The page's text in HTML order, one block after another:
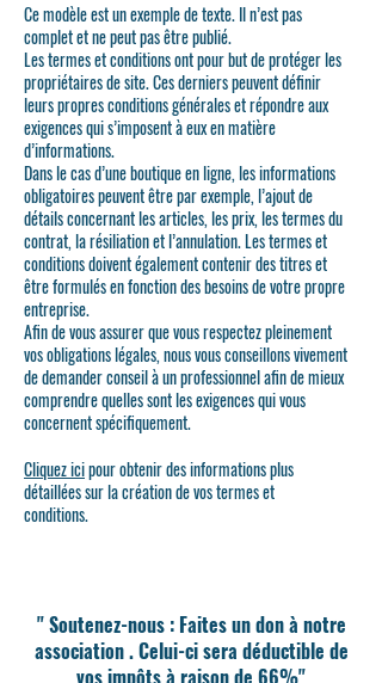
Ce modèle est un exemple de texte. Il n’est pas
complet et ne peut pas être publié.
Les termes et conditions ont pour but de protéger les
propriétaires de site. Ces derniers peuvent définir
leurs propres conditions générales et répondre aux
exigences qui s’imposent à eux en matière
d’informations.
Dans le cas d’une boutique en ligne, les informations
obligatoires peuvent être par exemple, l’ajout de
détails concernant les articles, les prix, les termes du
contrat, la résiliation et l’annulation. Les termes et
conditions doivent également contenir des titres et
être formulés en fonction des besoins de votre propre
entreprise.
Afin de vous assurer que vous respectez pleinement
vos obligations légales, nous vous conseillons vivement
de demander conseil à un professionnel afin de mieux
comprendre quelles sont les exigences qui vous
concernent spécifiquement.
Cliquez icipour obtenir des informations plus
détaillées sur la création de vos termes et
conditions.
" Soutenez-nous : Faites un don à notre
association . Celui-ci sera déductible de
vos impôts à raison de 66%"